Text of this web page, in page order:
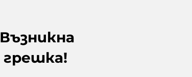
Възникна
грешка!